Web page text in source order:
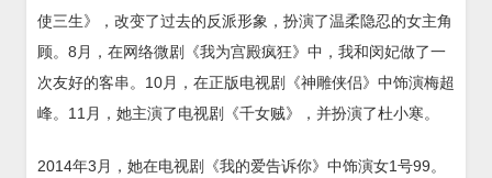
使三生》，改变了过去的反派形象，扮演了温柔隐忍的女主角
顾。8月，在网络微剧《我为宫殿疯狂》中，我和闵妃做了一
次友好的客串。10月，在正版电视剧《神雕侠侣》中饰演梅超
峰。11月，她主演了电视剧《千女贼》，并扮演了杜小寒。
2014年3月，她在电视剧《我的爱告诉你》中饰演女1号99。